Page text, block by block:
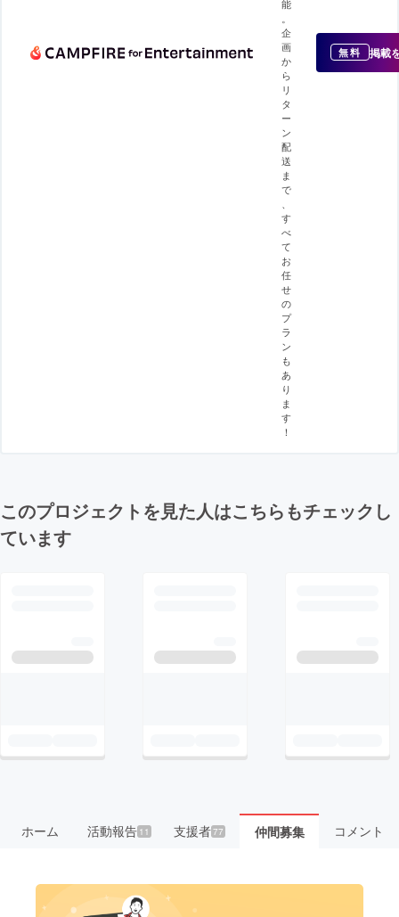
能
企
画
か
ら
リ
タ
ー
ン
配
送
ま
で
す
べ
て
お
任
せ
の
プ
ラ
ン
も
あ
り
ま
す
！
無料 掲載
このプロジェクトを見た人はこちらもチェックし
ています
ホーム 活動報告11 支援者77 仲間募集 コメント